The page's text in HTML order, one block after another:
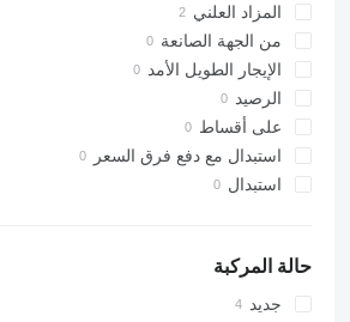
المزاد العلني
من الجهة الصانعة
الإيجار الطويل الأمد
الرصيد
على أقساط
استبدال مع دفع فرق السعر
استبدال
حالة المركبة
جديد